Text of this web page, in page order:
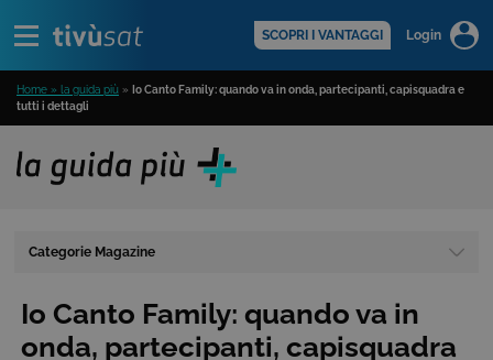
SCOPRI I VANTAGGI Login
Home » la guida più »
Io Canto Family: quando va in onda, partecipanti, capisquadra e
tutti i dettagli
Categorie Magazine
Io Canto Family: quando va in
onda, partecipanti, capisquadra